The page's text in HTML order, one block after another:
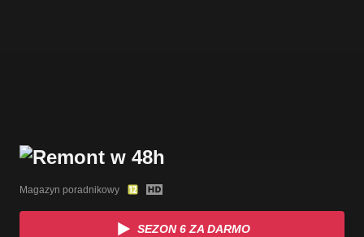
Magazyn poradnikowy
SEZON 6 ZA DARMO